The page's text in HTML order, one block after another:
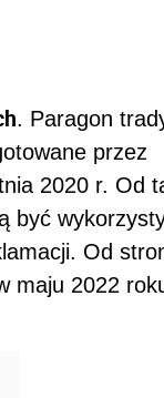
. Paragon
przez
2020 r. Od
być
Od
maju 2022